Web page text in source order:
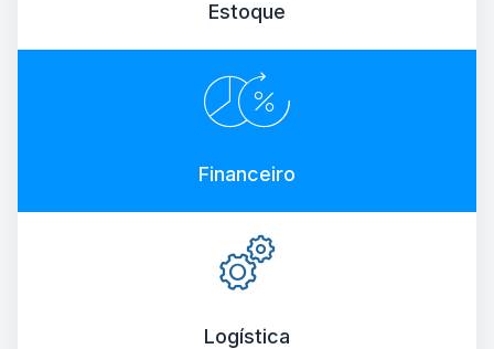
Estoque
Financeiro
Logística